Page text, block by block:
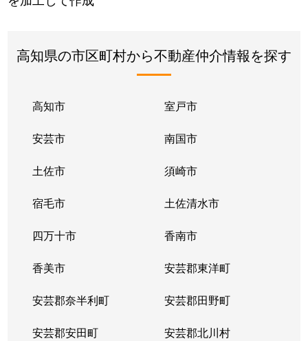
高知県の市区町村から不動産仲介情報を探す
高知市 室戸市
安芸市 南国市
土佐市 須崎市
宿毛市 土佐清水市
四万十市 香南市
香美市 安芸郡東洋町
安芸郡奈半利町 安芸郡田野町
安芸郡安田町 安芸郡北川村